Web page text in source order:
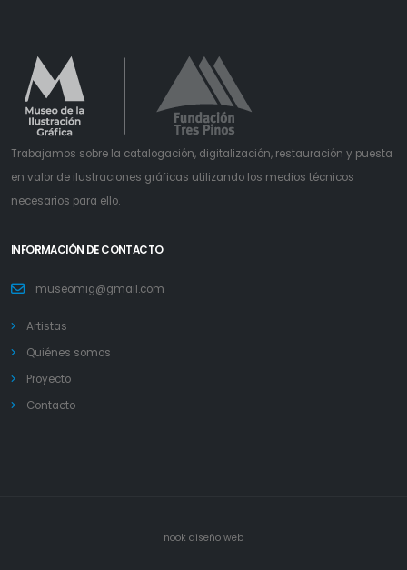
Trabajamos sobre la catalogación, digitalización, restauración y puesta
en valor de ilustraciones gráficas utilizando los medios técnicos
necesarios para ello.
INFORMACIÓN DE CONTACTO
museomig@gmail.com
Artistas
Quiénes somos
Proyecto
Contacto
nook diseño web